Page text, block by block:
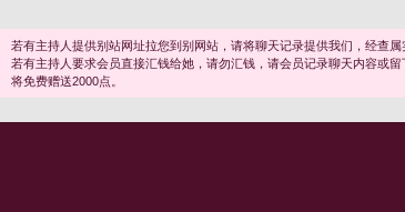
若有主持人提供别站网址拉您到别网站，请将聊天记录提供我们，经查属
若有主持人要求会员直接汇钱给她，请勿汇钱，请会员记录聊天内容或
将免费赠送2000点。